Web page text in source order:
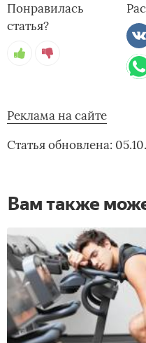
Понравилась
статья?
Реклама на сайте
Статья обновлена:
Вам также